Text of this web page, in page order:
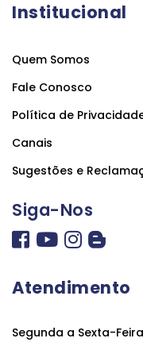
Institucional
Quem Somos
Fale Conosco
Política de
Canais
Sugestões e
Siga-Nos
Atendimento
Segunda a Sexta-